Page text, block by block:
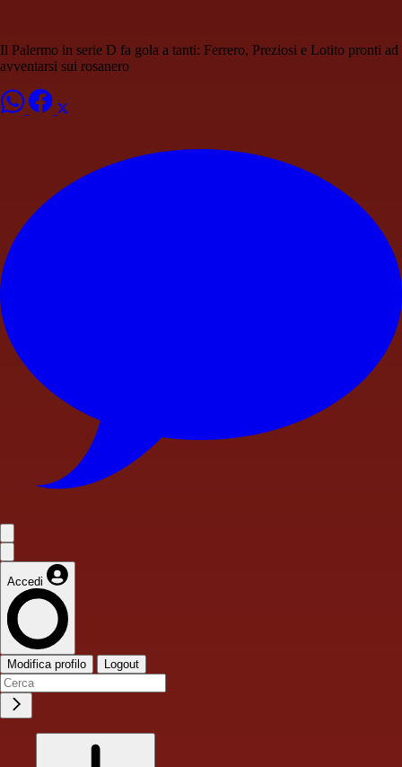
Il Palermo in serie D fa gola a tanti: Ferrero, Preziosi e Lotito pronti ad
avventarsi sui rosanero
Accedi
Modifica profilo Logout